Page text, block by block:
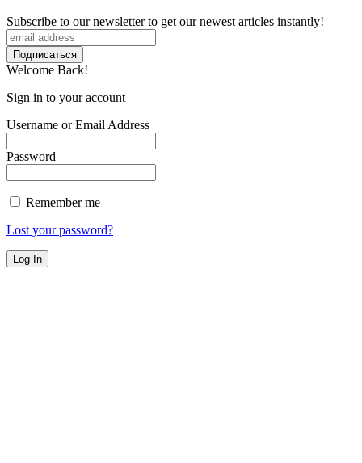
Subscribe to our newsletter to get our newest articles instantly!
Welcome Back!
Sign in to your account
Username or Email Address
Password
Remember me
Lost your password?